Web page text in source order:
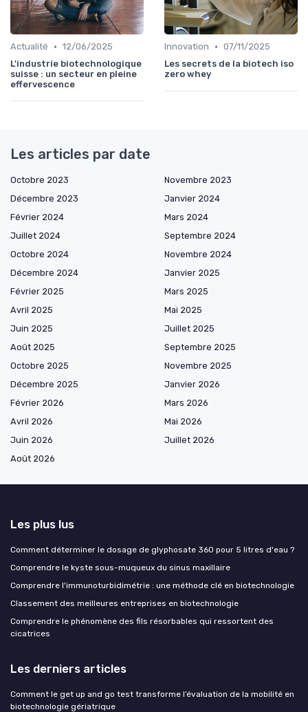
Actualité • 12/06/2025
L'industrie biotechnologique
suisse : un secteur en pleine
effervescence
Innovation • 07/11/2025
Les secrets de la biotech iso
zero whey
Les articles par date
Octobre 2023
Novembre 2023
Décembre 2023
Janvier 2024
Février 2024
Mars 2024
Juillet 2024
Septembre 2024
Octobre 2024
Novembre 2024
Décembre 2024
Janvier 2025
Février 2025
Mars 2025
Avril 2025
Mai 2025
Juin 2025
Juillet 2025
Août 2025
Septembre 2025
Octobre 2025
Novembre 2025
Décembre 2025
Janvier 2026
Février 2026
Mars 2026
Avril 2026
Mai 2026
Juin 2026
Juillet 2026
Août 2026
Les plus lus
Comment déterminer le dosage de glyphosate 360 pour 5 litres d'eau ?
Comprendre le kyste sous-muqueux du sinus maxillaire
Comprendre l'immunoturbidimétrie : une méthode clé en biotechnologie
Classement des meilleures entreprises en biotechnologie
Comprendre le phénomène des fils résorbables qui ressortent des
cicatrices
Les derniers articles
Comment le get up and go test transforme l’évaluation de la mobilité en
biotechnologie gériatrique